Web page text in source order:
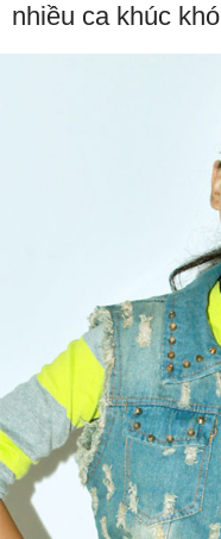
nhiều ca khúc khó